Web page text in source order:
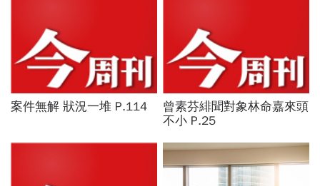
案件無解 狀況一堆 P.114
曾素芬緋聞對象林命嘉來頭
不小 P.25